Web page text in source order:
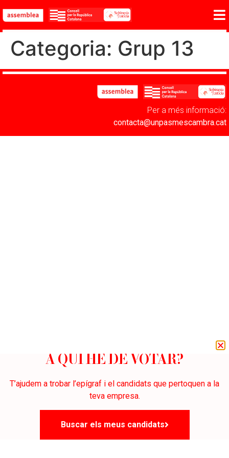
Categoria: Grup 13
Per a més informació:
contacta@unpasmescambra.cat
A QUI HE DE VOTAR?
T’ajudem a trobar l’epígraf i el candidats que pertoquen a la
teva empresa.
Buscar els meus candidats